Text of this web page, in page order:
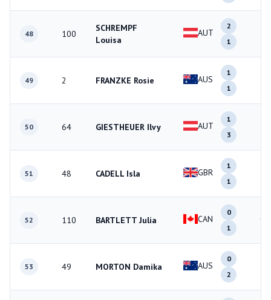
48 100
SCHREMPF
Louisa
AUT
2
1
49 2 FRANZKE Rosie AUS
1
1
50 64 GIESTHEUER Ilvy AUT
1
3
51 48 CADELL Isla GBR
1
1
52 110 BARTLETT Julia CAN
0
1
1
53 49 MORTON Damika AUS
0
2